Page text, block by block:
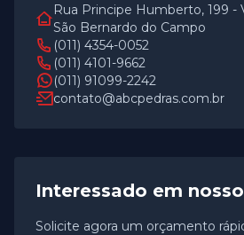
Rua Principe Humberto, 199 -
São Bernardo do Campo
(011) 4354-0052
(011) 4101-9662
(011) 91099-2242
contato@abcpedras.com.br
Interessado em
Solicite agora um orçamento